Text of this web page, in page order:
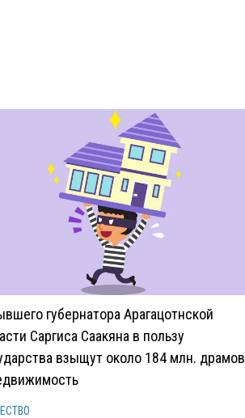
губернатора Арагацотнской
Саргиса Саакяна в пользу
взыщут около 184 млн. драмов